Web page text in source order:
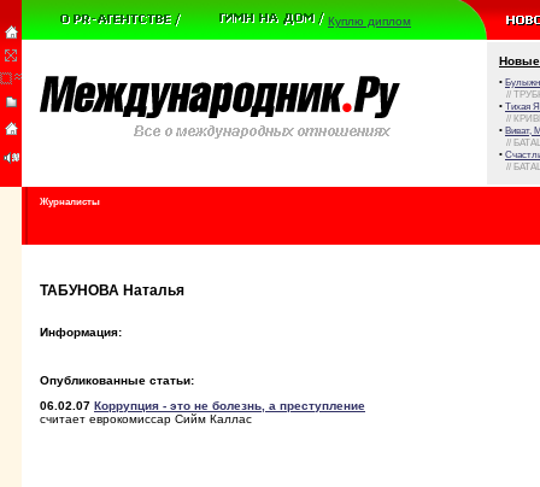
Куплю диплом
Новые
•
//
• Тихая
//
• Виват,
//
•
//
Журналисты
ТАБУНОВА Наталья
Информация:
Опубликованные статьи:
06.02.07 Коррупция - это не болезнь, а преступление
считает еврокомиссар Сийм Каллас